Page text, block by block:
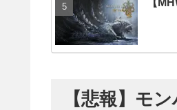
【悲報】モ